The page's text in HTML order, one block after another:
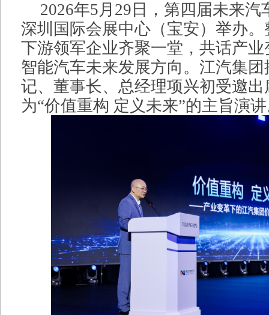
2026年5月29日，第四届未来汽
深圳国际会展中心（宝安）举办
下游领军企业齐聚一堂，共话产
智能汽车未来发展方向。江汽集
记、董事长、总经理项兴初受邀
为“价值重构 定义未来”的主旨演